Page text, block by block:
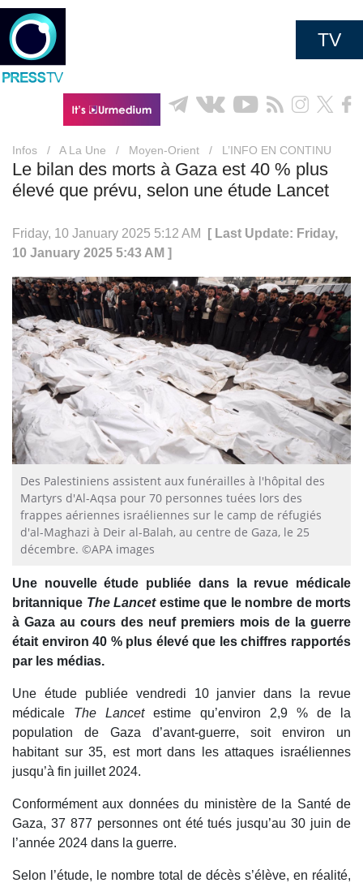
TV
Infos / A La Une / Moyen-Orient / L’INFO EN CONTINU
Le bilan des morts à Gaza est 40 % plus
élevé que prévu, selon une étude Lancet
Friday, 10 January 2025 5:12 AM
[ Last Update: Friday,
10 January 2025 5:43 AM ]
Des Palestiniens assistent aux funérailles à l'hôpital des
Martyrs d'Al-Aqsa pour 70 personnes tuées lors des
frappes aériennes israéliennes sur le camp de réfugiés
d'al-Maghazi à Deir al-Balah, au centre de Gaza, le 25
décembre. ©APA images
Une nouvelle étude publiée dans la revue médicale
britannique The Lancetestime que le nombre de morts
à Gaza au cours des neuf premiers mois de la guerre
était environ 40 % plus élevé que les chiffres rapportés
par les médias.
Une étude publiée vendredi 10 janvier dans la revue
médicale The Lancetestime qu’environ 2,9 % de la
population de Gaza d’avant-guerre, soit environ un
habitant sur 35, est mort dans les attaques israéliennes
jusqu’à fin juillet 2024.
Conformément aux données du ministère de la Santé de
Gaza, 37 877 personnes ont été tués jusqu’au 30 juin de
l’année 2024 dans la guerre.
Selon l’étude, le nombre total de décès s’élève, en réalité,